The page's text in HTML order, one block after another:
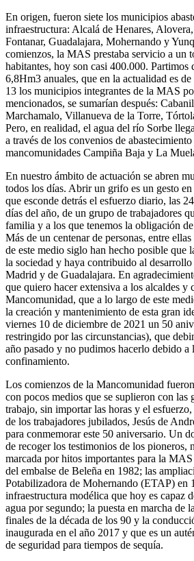
En origen, fueron siete los municipios
infraestructura: Alcalá de Henares,
Fontanar, Guadalajara, Mohernando y
comienzos, la MAS prestaba servicio a un
habitantes, hoy son casi 400.000.
6,8Hm3 anuales, que en la actualidad es
13 los municipios integrantes de la MAS
mencionados, se sumarían después:
Marchamalo, Villanueva de la Torre,
Pero, en realidad, el agua del río Sorbe
a través de los convenios de
mancomunidades Campiña Baja y La
En nuestro ámbito de actuación se abren
todos los días. Abrir un grifo es un gesto
que esconde detrás el esfuerzo diario, las
días del año, de un grupo de trabajadores
familia y a los que tenemos la obligación
Más de un centenar de personas, entre
de este medio siglo han hecho posible que
la sociedad y haya contribuido al
Madrid y de Guadalajara. En
que quiero hacer extensiva a los alcaldes y
Mancomunidad, que a lo largo de este
la creación y mantenimiento de esta gran
viernes 10 de diciembre de 2021 un 50
restringido por las circunstancias), que
año pasado y no pudimos hacerlo debido a
confinamiento.
Los comienzos de la Mancomunidad
con pocos medios que se suplieron con las
trabajo, sin importar las horas y el
de los trabajadores jubilados, Jesús de
para conmemorar este 50 aniversario. Un
de recoger los testimonios de los pioneros,
marcada por hitos importantes para la
del embalse de Beleña en 1982; las
Potabilizadora de Mohernando (ETAP) en
infraestructura modélica que hoy es capaz
agua por segundo; la puesta en marcha de
finales de la década de los 90 y la
inaugurada en el año 2017 y que es un
de seguridad para tiempos de sequía.